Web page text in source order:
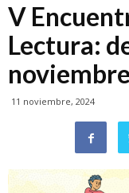
V
Lectura:
noviembre
11 noviembre, 2024